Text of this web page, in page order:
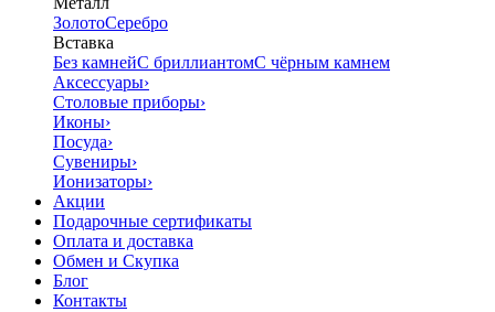
ЗолотоСеребро
Вставка
Без камнейС бриллиантомС чёрным камнем
Аксессуары›
Столовые приборы›
Иконы›
Посуда›
Сувениры›
Ионизаторы›
Акции
Подарочные сертификаты
Оплата и доставка
Обмен и Скупка
Блог
Контакты